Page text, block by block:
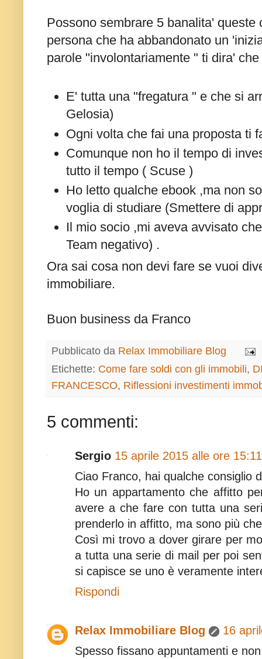
Possono sembrare 5 banalita'
persona che ha abbandonato un
parole "involontariamente " ti dira' che
E' tutta una "fregatura " e che si
Gelosia)
Ogni volta che fai una proposta ti
Comunque non ho il tempo di
tutto il tempo ( Scuse )
Ho letto qualche ebook ,ma non
voglia di studiare (Smettere di
Il mio socio ,mi aveva avvisato
Team negativo) .
Ora sai cosa non devi fare se vuoi
immobiliare.
Buon business da Franco
Pubblicato da Relax Immobiliare Blog
Etichette: Come fare soldi con gli immobili,
FRANCESCO, Riflessioni investimenti
5 commenti:
Sergio 15 aprile 2015 alle ore 15:11
Ciao Franco, hai qualche consiglio
Ho un appartamento che affitto
avere a che fare con tutta una
prenderlo in affitto, ma sono più
Così mi trovo a dover girare per
a tutta una serie di mail per poi
si capisce se uno è veramente
Rispondi
Relax Immobiliare Blog
16
Spesso fissano appuntamenti e